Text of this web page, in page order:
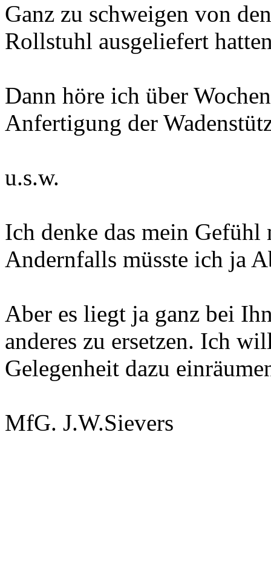
Ganz zu schweigen von
Rollstuhl ausgeliefert
Dann höre ich über
Anfertigung der
u.s.w.
Ich denke das mein
Andernfalls müsste ich ja
Aber es liegt ja ganz bei
anderes zu ersetzen. Ich
Gelegenheit dazu
MfG. J.W.Sievers